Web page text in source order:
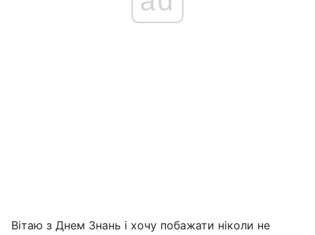
Вітаю з Днем Знань і хочу побажати ніколи не